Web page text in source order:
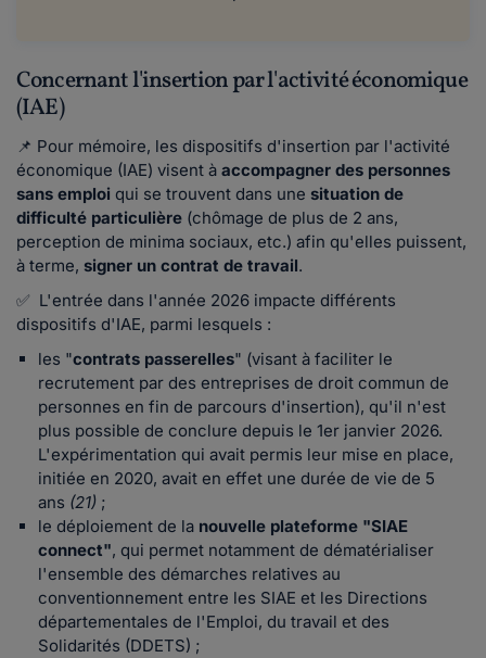
Concernant l'insertion par l'activité économique
(IAE)
📌 Pour mémoire, les dispositifs d'insertion par l'activité
économique (IAE) visent à accompagner des personnes
sans emploi qui se trouvent dans une situation de
difficulté particulière (chômage de plus de 2 ans,
perception de minima sociaux, etc.) afin qu'elles puissent,
à terme, signer un contrat de travail.
✅ L'entrée dans l'année 2026 impacte différents
dispositifs d'IAE, parmi lesquels :
les "contrats passerelles" (visant à faciliter le
recrutement par des entreprises de droit commun de
personnes en fin de parcours d'insertion), qu'il n'est
plus possible de conclure depuis le 1er janvier 2026.
L'expérimentation qui avait permis leur mise en place,
initiée en 2020, avait en effet une durée de vie de 5
ans (21) ;
le déploiement de la nouvelle plateforme "SIAE
connect", qui permet notamment de dématérialiser
l'ensemble des démarches relatives au
conventionnement entre les SIAE et les Directions
départementales de l'Emploi, du travail et des
Solidarités (DDETS) ;